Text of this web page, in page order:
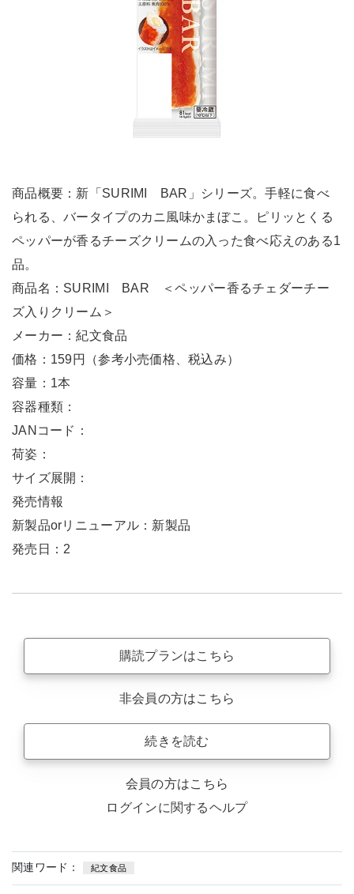
商品概要：新「SURIMI BAR」シリーズ。手軽に食べ
られる、バータイプのカニ風味かまぼこ。ピリッとくる
ペッパーが香るチーズクリームの入った食べ応えのある1
品。
商品名：SURIMI BAR ＜ペッパー香るチェダーチー
ズ入りクリーム＞
メーカー：紀文食品
価格：159円（参考小売価格、税込み）
容量：1本
容器種類：
JANコード：
荷姿：
サイズ展開：
発売情報
新製品orリニューアル：新製品
発売日：2
購読プランはこちら
非会員の方はこちら
続きを読む
会員の方はこちら
ログインに関するヘルプ
関連ワード： 紀文食品